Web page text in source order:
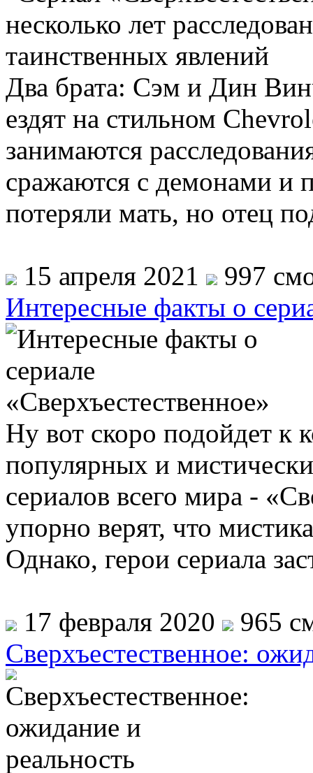
Два брата: Сэм и Дин
ездят на стильном
занимаются
сражаются с демонами и
потеряли мать, но отец
15 апреля 2021
997
Интересные факты о
Ну вот скоро подойдет к
популярных и
сериалов всего мира -
упорно верят, что
Однако, герои сериала
17 февраля 2020
965
Сверхъестественное: